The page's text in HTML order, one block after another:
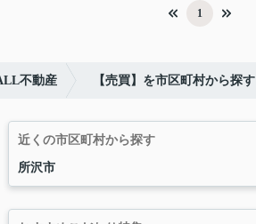
1
不動産 【売買】を市区町村から探す
近くの市区町村から探す
所沢市